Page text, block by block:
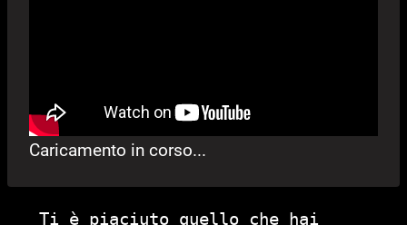
Caricamento in corso...
Ti è piaciuto quello che hai